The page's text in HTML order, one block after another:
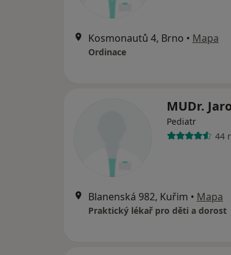
Kosmonautů 4, Brno • Mapa
Ordinace
MUDr.
Pediatr
44
Blanenská 982, Kuřim • Mapa
Praktický lékař pro děti a dorost